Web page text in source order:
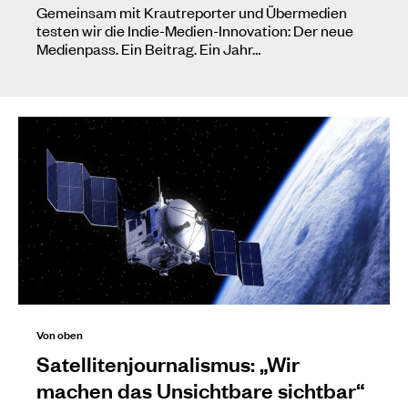
Gemeinsam mit Krautreporter und Übermedien
testen wir die Indie-Medien-Innovation: Der neue
Medienpass. Ein Beitrag. Ein Jahr…
Von oben
Satellitenjournalismus: „Wir
machen das Unsichtbare sichtbar“